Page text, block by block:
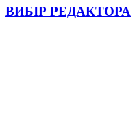
ВИБІР РЕДАКТОРА